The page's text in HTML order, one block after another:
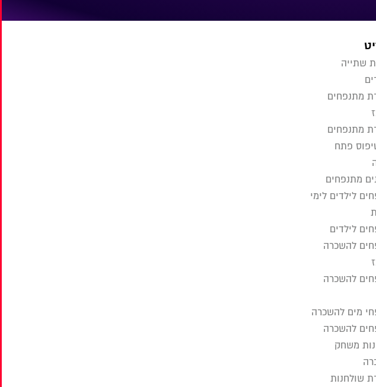
שתייה
מתנפחים
מתנפחים
פתח
מתנפחים
לילדים לימי
לילדים
להשכרה
להשכרה
מים להשכרה
להשכרה
משחק
שולחנות